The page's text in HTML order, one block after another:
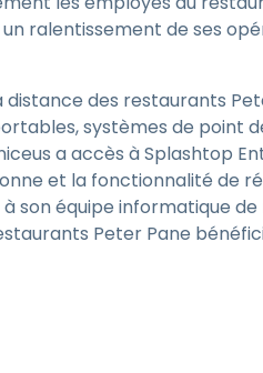
ralentissement de ses
des restaurants
systèmes de point
a accès à Splashtop
et la fonctionnalité de
son équipe informatique de
Peter Pane